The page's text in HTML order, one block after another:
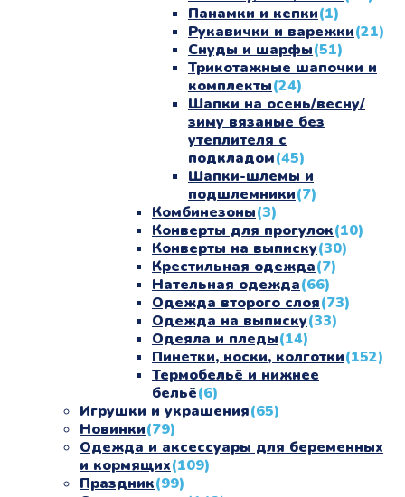
Панамки и кепки(1)
Рукавички и варежки(21)
Снуды и шарфы(51)
Трикотажные шапочки и
комплекты(24)
Шапки на осень/весну/
зиму вязаные без
утеплителя с
подкладом(45)
Шапки-шлемы и
подшлемники(7)
Комбинезоны(3)
Конверты для прогулок(10)
Конверты на выписку(30)
Крестильная одежда(7)
Нательная одежда(66)
Одежда второго слоя(73)
Одежда на выписку(33)
Одеяла и пледы(14)
Пинетки, носки, колготки(152)
Термобельё и нижнее
бельё(6)
Игрушки и украшения(65)
Новинки(79)
Одежда и аксессуары для беременных
и кормящих(109)
Праздник(99)